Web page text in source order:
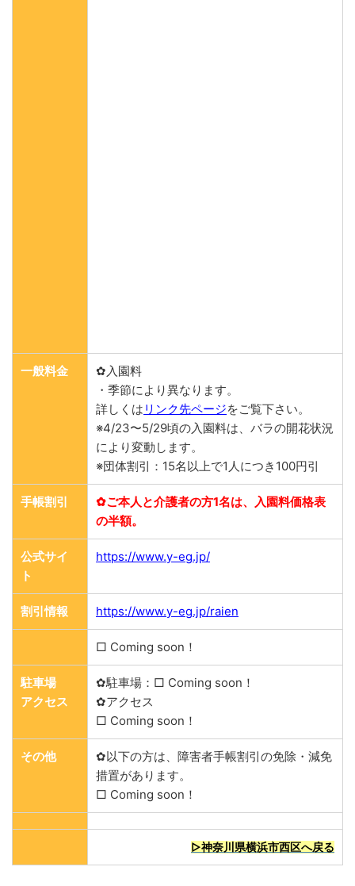
一般料金
✿入園料
・季節により異なります。
詳しくは リンク先ページをご覧下さい。
※4/23〜5/29頃の入園料は、バラの開花状況
により変動します。
※団体割引：15名以上で1人につき100円引
手帳割引
✿ご本人と介護者の方1名は、入園料価格表
の半額。
公式サイ
ト
https://www.y-eg.jp/
割引情報 https://www.y-eg.jp/raien
□ Coming soon！
駐車場
アクセス
✿駐車場：□ Coming soon！
✿アクセス
□ Coming soon！
その他
✿以下の方は、障害者手帳割引の免除・減免
措置があります。
□ Coming soon！
▷神奈川県横浜市西区へ戻る